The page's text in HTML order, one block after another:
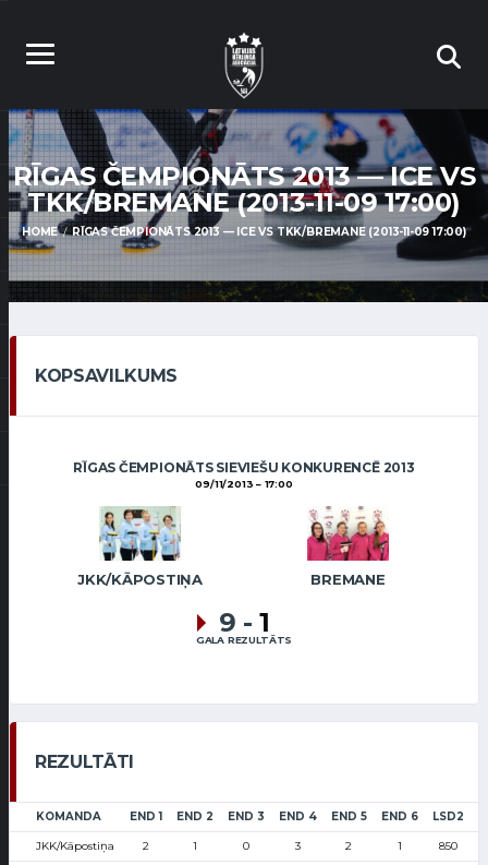
RĪGAS ČEMPIONĀTS 2013 — ICE VS
TKK/BREMANE (2013-11-09 17:00)
HOME RĪGAS ČEMPIONĀTS 2013 — ICE VS TKK/BREMANE (2013-11-09 17:00)
KOPSAVILKUMS
RĪGAS ČEMPIONĀTS SIEVIEŠU KONKURENCĒ 2013
09/11/2013 17:00
JKK/KĀPOSTIŅA BREMANE
9 - 1
GALA REZULTĀTS
REZULTĀTI
KOMANDA END 1 END 2 END 3 END 4 END 5 END 6 LSD2
JKK/Kāpostiņa 2 1 0 3 2 1 850